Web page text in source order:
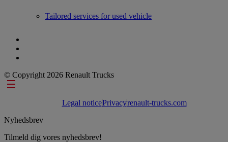
Tailored services for used vehicle
© Copyright 2026 Renault Trucks
Footer links
Legal noticePrivacyrenault-trucks.com
Nyhedsbrev
Tilmeld dig vores nyhedsbrev!